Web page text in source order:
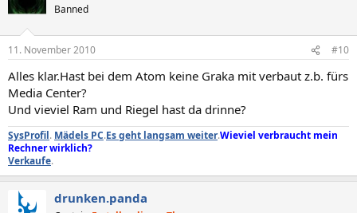
Banned
11. November 2010 #10
Alles klar.Hast bei dem Atom keine Graka mit verbaut z.b. fürs
Media Center?
Und vieviel Ram und Riegel hast da drinne?
SysProfil. Mädels PC.Es geht langsam weiter.Wieviel verbraucht mein
Rechner wirklich?
Verkaufe.
drunken.panda